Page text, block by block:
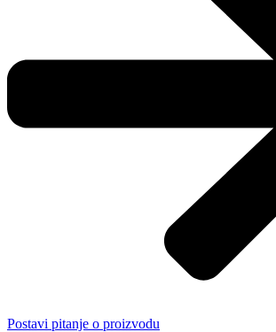
Postavi pitanje o proizvodu